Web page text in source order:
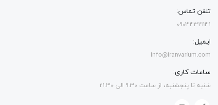
تلفن تماس:
09034319141
ایمیل:
info@iranvarium.com
ساعات کاری:
شنبه تا پنجشنبه، از ساعت 9.30 الی 21.30